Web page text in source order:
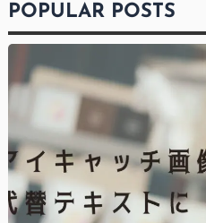
POPULAR POSTS